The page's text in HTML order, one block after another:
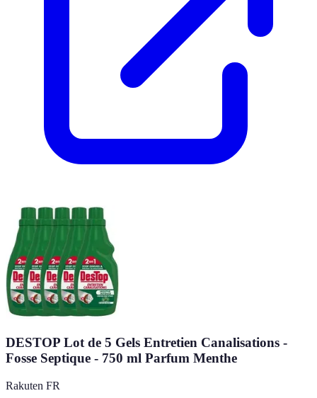
DESTOP Lot de 5 Gels Entretien Canalisations -
Fosse Septique - 750 ml Parfum Menthe
Rakuten FR